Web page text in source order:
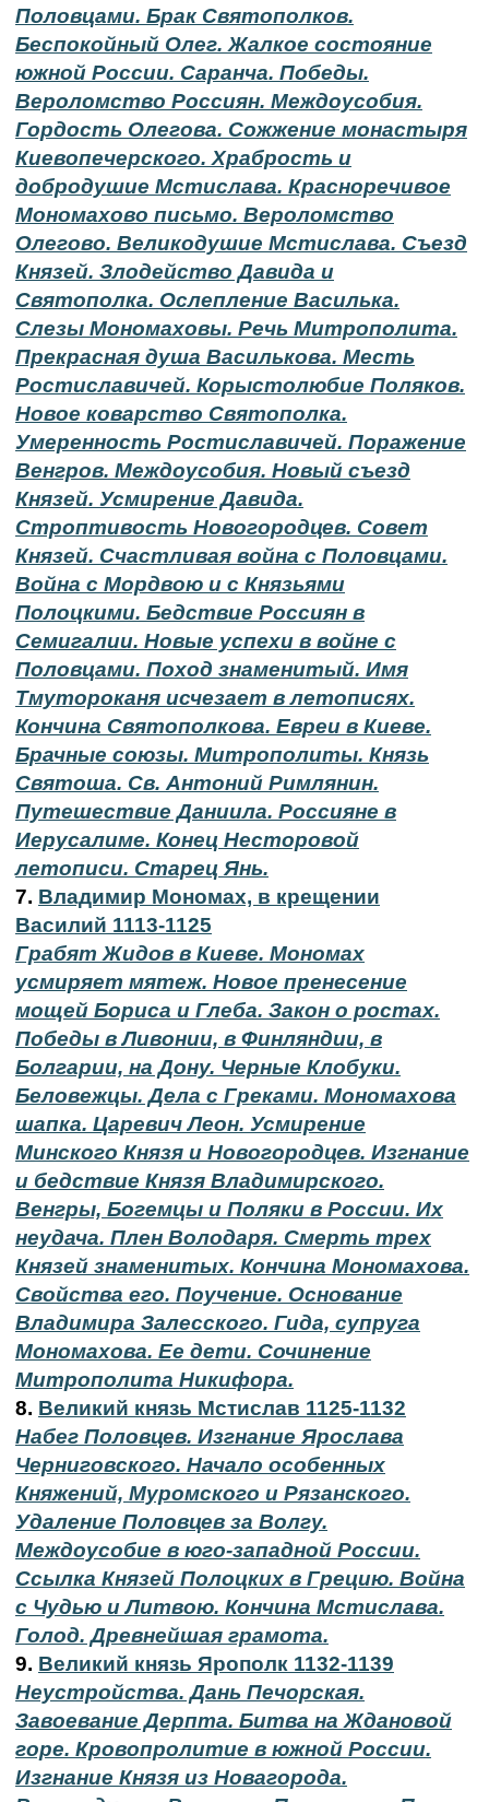
Половцами. Брак Святополков.
Беспокойный Олег. Жалкое состояние
южной России. Саранча. Победы.
Вероломство Россиян. Междоусобия.
Гордость Олегова. Сожжение монастыря
Киевопечерского. Храбрость и
добродушие Мстислава. Красноречивое
Мономахово письмо. Вероломство
Олегово. Великодушие Мстислава. Съезд
Князей. Злодейство Давида и
Святополка. Ослепление Василька.
Слезы Мономаховы. Речь Митрополита.
Прекрасная душа Василькова. Месть
Ростиславичей. Корыстолюбие Поляков.
Новое коварство Святополка.
Умеренность Ростиславичей. Поражение
Венгров. Междоусобия. Новый съезд
Князей. Усмирение Давида.
Строптивость Новогородцев. Совет
Князей. Счастливая война с Половцами.
Война с Мордвою и с Князьями
Полоцкими. Бедствие Россиян в
Семигалии. Новые успехи в войне с
Половцами. Поход знаменитый. Имя
Тмутороканя исчезает в летописях.
Кончина Святополкова. Евреи в Киеве.
Брачные союзы. Митрополиты. Князь
Святоша. Св. Антоний Римлянин.
Путешествие Даниила. Россияне в
Иерусалиме. Конец Несторовой
летописи. Старец Янь.
7. Владимир Мономах, в крещении
Василий 1113-1125
Грабят Жидов в Киеве. Мономах
усмиряет мятеж. Новое пренесение
мощей Бориса и Глеба. Закон о ростах.
Победы в Ливонии, в Финляндии, в
Болгарии, на Дону. Черные Клобуки.
Беловежцы. Дела с Греками. Мономахова
шапка. Царевич Леон. Усмирение
Минского Князя и Новогородцев. Изгнание
и бедствие Князя Владимирского.
Венгры, Богемцы и Поляки в России. Их
неудача. Плен Володаря. Смерть трех
Князей знаменитых. Кончина Мономахова.
Свойства его. Поучение. Основание
Владимира Залесского. Гида, супруга
Мономахова. Ее дети. Сочинение
Митрополита Никифора.
8. Великий князь Мстислав 1125-1132
Набег Половцев. Изгнание Ярослава
Черниговского. Начало особенных
Княжений, Муромского и Рязанского.
Удаление Половцев за Волгу.
Междоусобие в юго-западной России.
Ссылка Князей Полоцких в Грецию. Война
с Чудью и Литвою. Кончина Мстислава.
Голод. Древнейшая грамота.
9. Великий князь Ярополк 1132-1139
Неустройства. Дань Печорская.
Завоевание Дерпта. Битва на Ждановой
горе. Кровопролитие в южной России.
Изгнание Князя из Новагорода.